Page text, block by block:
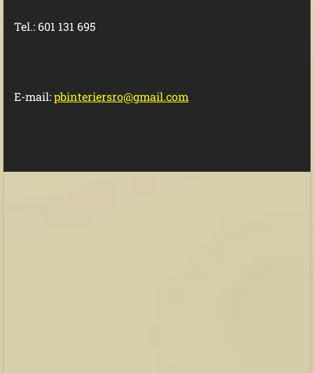
Tel.: 601 131 695
E-mail:pbinteriersro@gmail.com